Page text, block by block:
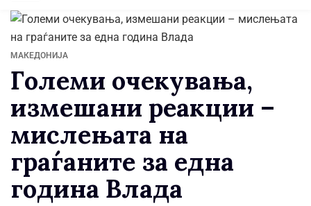
МАКЕДОНИЈА
Големи очекувања,
измешани реакции –
мислењата на
граѓаните за една
година Влада